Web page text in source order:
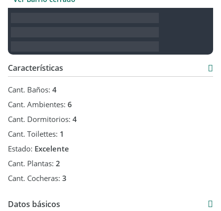
Características
Cant. Baños: 4
Cant. Ambientes: 6
Cant. Dormitorios: 4
Cant. Toilettes: 1
Estado: Excelente
Cant. Plantas: 2
Cant. Cocheras: 3
Datos básicos